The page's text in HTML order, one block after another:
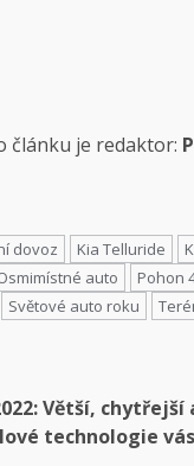
článku je redaktor:
dovoz Kia Telluride
auto Pohon
Světové auto roku
Větší,
technologie